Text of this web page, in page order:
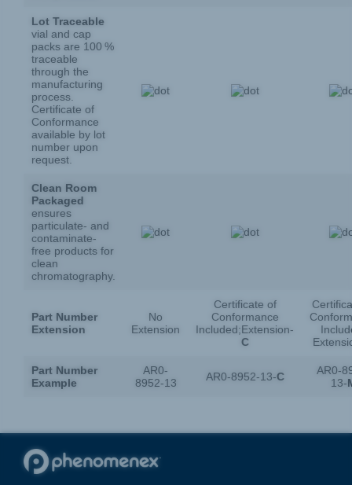
Lot Traceable
vial and cap
packs are 100 %
traceable
through the
manufacturing
process.
Certificate of
Conformance
available by lot
number upon
request.
Clean Room
Packaged
ensures
particulate- and
contaminate-
free products for
clean
chromatography.
Part Number
Extension
No
Extension
Certificate of
Conformance
Included;Extension-
C
Part Number
Example
AR0-
8952-13
AR0-8952-13-C
AR0-
13-